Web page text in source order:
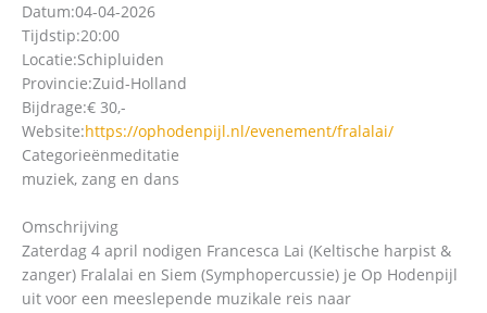
Datum:04-04-2026
Tijdstip:20:00
Locatie:Schipluiden
Provincie:Zuid-Holland
Bijdrage:€ 30,-
Website:https://ophodenpijl.nl/evenement/fralalai/
Categorieënmeditatie
muziek, zang en dans
Omschrijving
Zaterdag 4 april nodigen Francesca Lai (Keltische harpist &
zanger) Fralalai en Siem (Symphopercussie) je Op Hodenpijl
uit voor een meeslepende muzikale reis naar